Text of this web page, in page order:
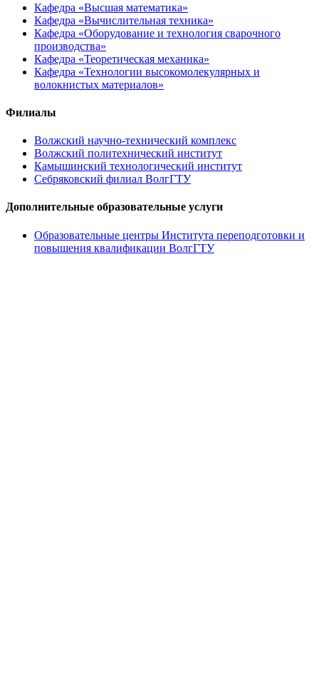
Кафедра «Высшая математика»
Кафедра «Вычислительная техника»
Кафедра «Оборудование и технология сварочного
производства»
Кафедра «Теоретическая механика»
Кафедра «Технологии высокомолекулярных и
волокнистых материалов»
Филиалы
Волжский научно-технический комплекс
Волжский политехнический институт
Камышинский технологический институт
Себряковский филиал ВолгГТУ
Дополнительные образовательные услуги
Образовательные центры Института переподготовки и
повышения квалификации ВолгГТУ